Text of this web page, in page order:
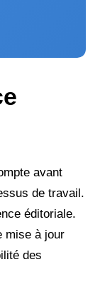
avant
de travail.
éditoriale.
mise à jour
des